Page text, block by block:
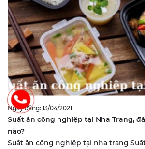
Ngày đăng: 13/04/2021
Suất ăn công nghiệp tại Nha Trang,
nào?
Suất ăn công nghiệp tại nha trang